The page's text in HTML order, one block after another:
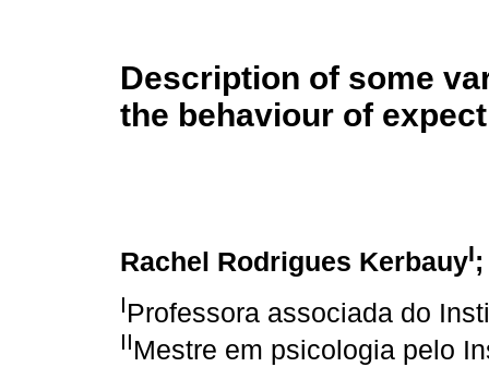
Description of some
the behaviour of
Rachel Rodrigues KerbauyI
IProfessora associada do
IIMestre em psicologia pelo